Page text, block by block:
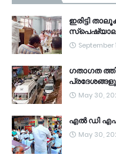
ഇരിട്ടി
September
ഗതാഗത
May 30,
എൽ ഡി എഫ്
May 30,